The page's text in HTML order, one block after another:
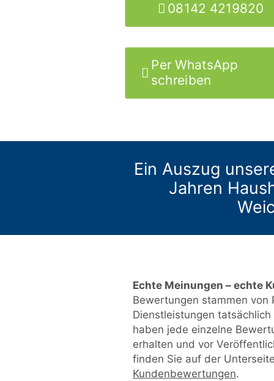
08142 4219820
Per WhatsApp
schreiben
Ein Auszug
Jahren
Echte Meinungen – echte
Bewertungen stammen von
Dienstleistungen
haben jede einzelne
erhalten und vor
finden Sie auf der
Kundenbewertungen.